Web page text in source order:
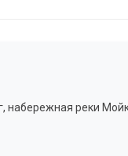
набережная реки